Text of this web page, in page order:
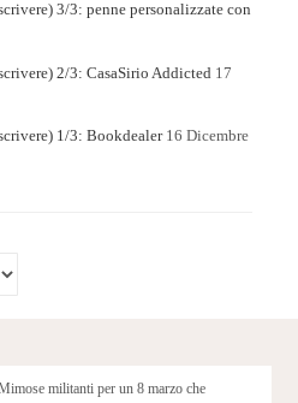
3/3: penne personalizzate con
2/3: CasaSirio Addicted 17
1/3: Bookdealer 16 Dicembre
militanti per un 8 marzo che